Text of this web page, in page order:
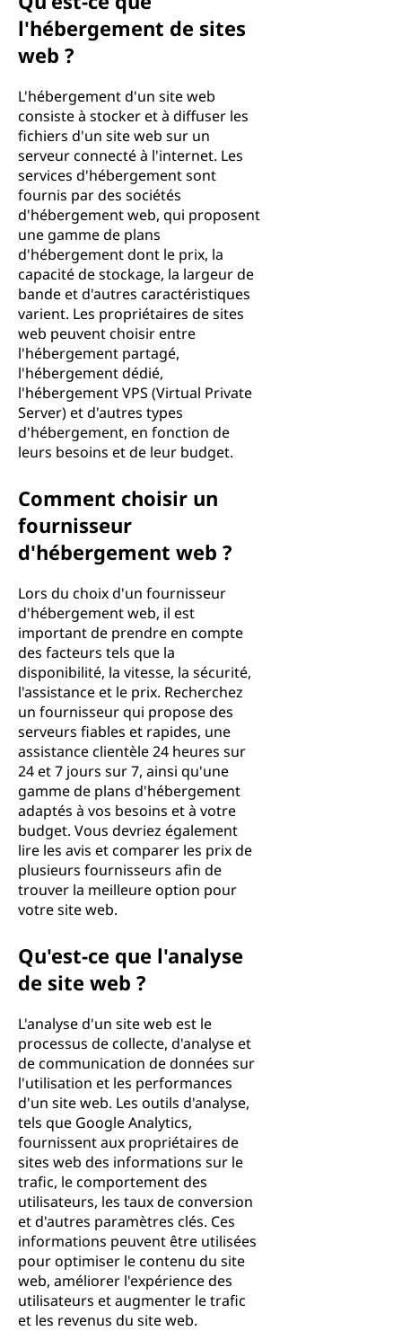
l'hébergement de sites
web ?
L'hébergement d'un site web
consiste à stocker et à diffuser les
fichiers d'un site web sur un
serveur connecté à l'internet. Les
services d'hébergement sont
fournis par des sociétés
d'hébergement web, qui proposent
une gamme de plans
d'hébergement dont le prix, la
capacité de stockage, la largeur de
bande et d'autres caractéristiques
varient. Les propriétaires de sites
web peuvent choisir entre
l'hébergement partagé,
l'hébergement dédié,
l'hébergement VPS (Virtual Private
Server) et d'autres types
d'hébergement, en fonction de
leurs besoins et de leur budget.
Comment choisir un
fournisseur
d'hébergement web ?
Lors du choix d'un fournisseur
d'hébergement web, il est
important de prendre en compte
des facteurs tels que la
disponibilité, la vitesse, la sécurité,
l'assistance et le prix. Recherchez
un fournisseur qui propose des
serveurs fiables et rapides, une
assistance clientèle 24 heures sur
24 et 7 jours sur 7, ainsi qu'une
gamme de plans d'hébergement
adaptés à vos besoins et à votre
budget. Vous devriez également
lire les avis et comparer les prix de
plusieurs fournisseurs afin de
trouver la meilleure option pour
votre site web.
Qu'est-ce que l'analyse
de site web ?
L'analyse d'un site web est le
processus de collecte, d'analyse et
de communication de données sur
l'utilisation et les performances
d'un site web. Les outils d'analyse,
tels que Google Analytics,
fournissent aux propriétaires de
sites web des informations sur le
trafic, le comportement des
utilisateurs, les taux de conversion
et d'autres paramètres clés. Ces
informations peuvent être utilisées
pour optimiser le contenu du site
web, améliorer l'expérience des
utilisateurs et augmenter le trafic
et les revenus du site web.